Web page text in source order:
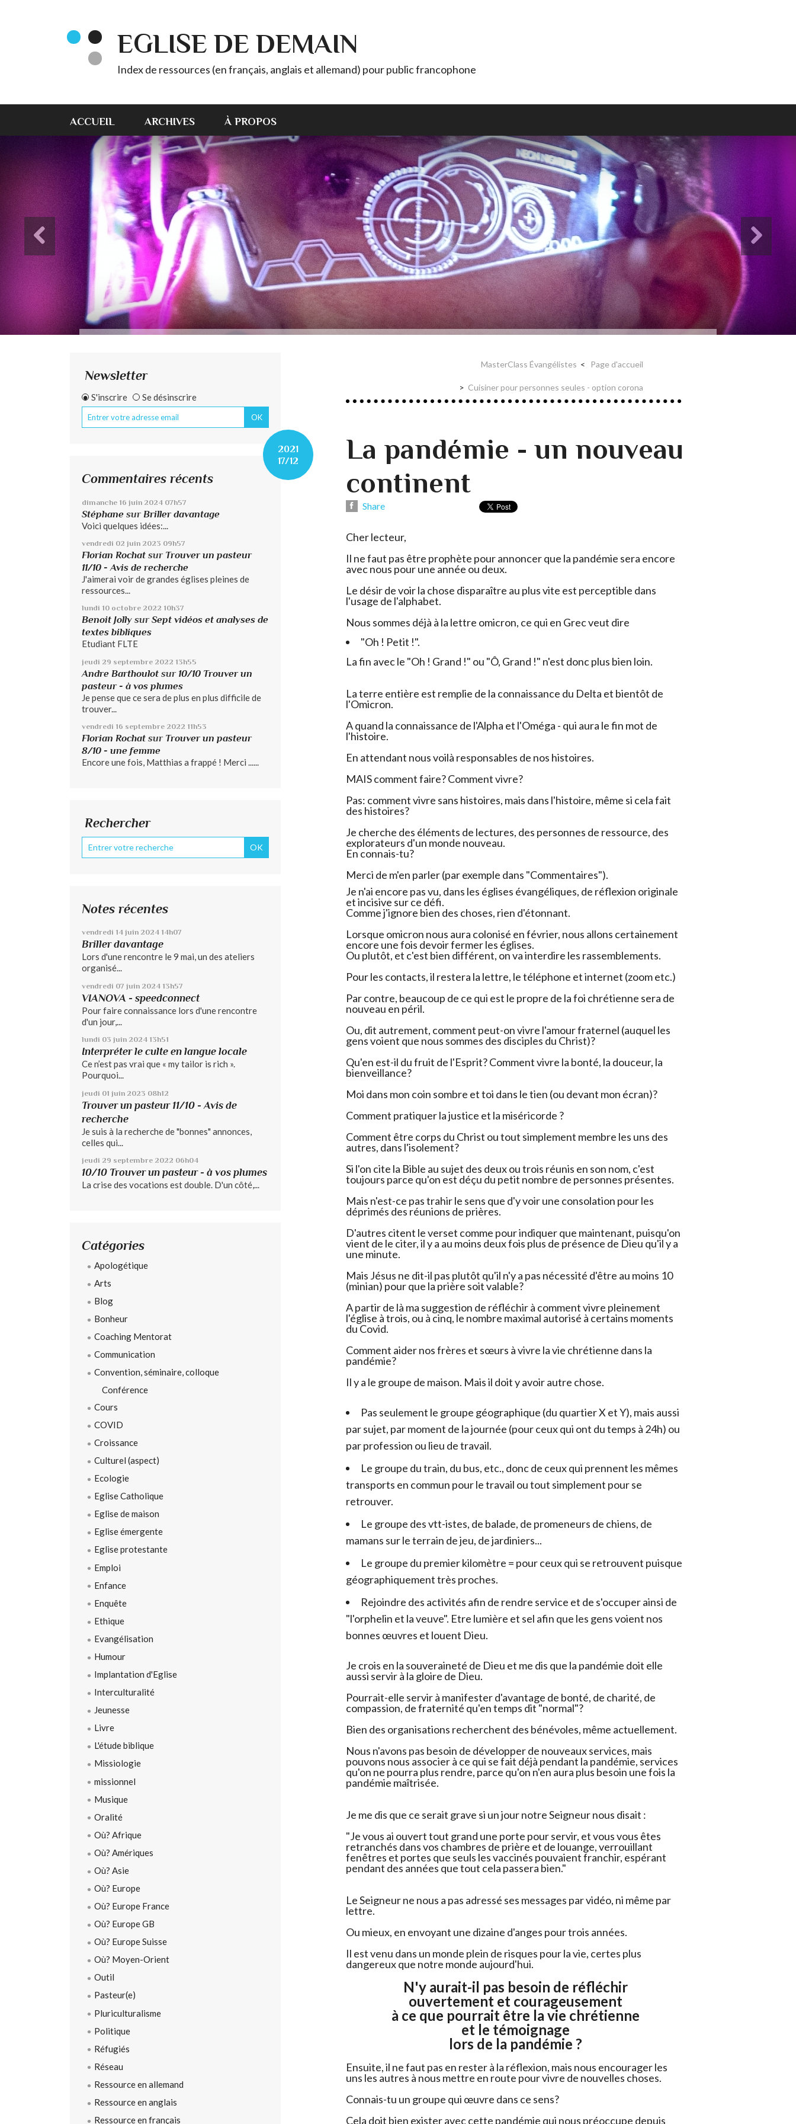
EGLISE DE DEMAIN
Index de ressources (en français, anglais et allemand) pour public francophone
ACCUEIL ARCHIVES À PROPOS
Newsletter
S'inscrire Se désinscrire
Commentaires récents
dimanche 16 juin 2024 07h57
Stéphane sur Briller davantage
Voici quelques idées:...
vendredi 02 juin 2023 09h57
Florian Rochat sur Trouver un pasteur
11/10 - Avis de recherche
J'aimerai voir de grandes églises pleines de
ressources...
lundi 10 octobre 2022 10h37
Benoit Jolly surSept vidéos et analyses de
textes bibliques
Etudiant FLTE
jeudi 29 septembre 2022 13h55
Andre Barthoulot sur 10/10 Trouver un
pasteur - à vos plumes
Je pense que ce sera de plus en plus difficile de
trouver...
vendredi 16 septembre 2022 11h53
Florian Rochat sur Trouver un pasteur
8/10 - une femme
Encore une fois, Matthias a frappé ! Merci ......
Rechercher
Notes récentes
vendredi 14 juin 2024 14h07
Briller davantage
Lors d'une rencontre le 9 mai, un des ateliers
organisé...
vendredi 07 juin 2024 13h57
VIANOVA - speedconnect
Pour faire connaissance lors d'une rencontre
d'un jour,...
lundi 03 juin 2024 13h51
Interpréter le culte en langue locale
Ce n’est pas vrai que « my tailor is rich ».
Pourquoi...
jeudi 01 juin 2023 08h12
Trouver un pasteur 11/10 - Avis de
recherche
Je suis à la recherche de "bonnes" annonces,
celles qui...
jeudi 29 septembre 2022 06h04
10/10 Trouver un pasteur - à vos plumes
La crise des vocations est double. D'un côté,...
Catégories
Apologétique
Arts
Blog
Bonheur
Coaching Mentorat
Communication
Convention, séminaire, colloque
Conférence
Cours
COVID
Croissance
Culturel (aspect)
Ecologie
Eglise Catholique
Eglise de maison
Eglise émergente
Eglise protestante
Emploi
Enfance
Enquête
Ethique
Evangélisation
Humour
Implantation d'Eglise
Interculturalité
Jeunesse
Livre
L'étude biblique
Missiologie
missionnel
Musique
Oralité
Où? Afrique
Où? Amériques
Où? Asie
Où? Europe
Où? Europe France
Où? Europe GB
Où? Europe Suisse
Où? Moyen-Orient
Outil
Pasteur(e)
Pluriculturalisme
Politique
Réfugiés
Réseau
Ressource en allemand
Ressource en anglais
Ressource en français
MasterClass Évangélistes Page d'accueil
Cuisiner pour personnes seules - option corona
2021
17/12
La pandémie - un nouveau
continent
Share
Cher lecteur,
Il ne faut pas être prophète pour annoncer que la pandémie sera encore
avec nous pour une année ou deux.
Le désir de voir la chose disparaître au plus vite est perceptible dans
l'usage de l'alphabet.
Nous sommes déjà à la lettre omicron, ce qui en Grec veut dire
"Oh ! Petit !".
La fin avec le "Oh ! Grand !" ou "Ô, Grand !" n'est donc plus bien loin.
La terre entière est remplie de la connaissance du Delta et bientôt de
l'Omicron.
A quand la connaissance de l'Alpha et l'Oméga - qui aura le fin mot de
l'histoire.
En attendant nous voilà responsables de nos histoires.
MAIS comment faire? Comment vivre?
Pas: comment vivre sans histoires, mais dans l'histoire, même si cela fait
des histoires?
Je cherche des éléments de lectures, des personnes de ressource, des
explorateurs d'un monde nouveau.
En connais-tu?
Merci de m'en parler (par exemple dans "Commentaires").
Je n'ai encore pas vu, dans les églises évangéliques, de réflexion originale
et incisive sur ce défi.
Comme j'ignore bien des choses, rien d'étonnant.
Lorsque omicron nous aura colonisé en février, nous allons certainement
encore une fois devoir fermer les églises.
Ou plutôt, et c'est bien différent, on va interdire les rassemblements.
Pour les contacts, il restera la lettre, le téléphone et internet (zoom etc.)
Par contre, beaucoup de ce qui est le propre de la foi chrétienne sera de
nouveau en péril.
Ou, dit autrement, comment peut-on vivre l'amour fraternel (auquel les
gens voient que nous sommes des disciples du Christ)?
Qu'en est-il du fruit de l'Esprit? Comment vivre la bonté, la douceur, la
bienveillance?
Moi dans mon coin sombre et toi dans le tien (ou devant mon écran)?
Comment pratiquer la justice et la miséricorde ?
Comment être corps du Christ ou tout simplement membre les uns des
autres, dans l'isolement?
Si l'on cite la Bible au sujet des deux ou trois réunis en son nom, c'est
toujours parce qu'on est déçu du petit nombre de personnes présentes.
Mais n'est-ce pas trahir le sens que d'y voir une consolation pour les
déprimés des réunions de prières.
D'autres citent le verset comme pour indiquer que maintenant, puisqu'on
vient de le citer, il y a au moins deux fois plus de présence de Dieu qu'il y a
une minute.
Mais Jésus ne dit-il pas plutôt qu'il n'y a pas nécessité d'être au moins 10
(minian) pour que la prière soit valable?
A partir de là ma suggestion de réfléchir à comment vivre pleinement
l'église à trois, ou à cinq, le nombre maximal autorisé à certains moments
du Covid.
Comment aider nos frères et sœurs à vivre la vie chrétienne dans la
pandémie?
Il y a le groupe de maison. Mais il doit y avoir autre chose.
Pas seulement le groupe géographique (du quartier X et Y), mais aussi
par sujet, par moment de la journée (pour ceux qui ont du temps à 24h) ou
par profession ou lieu de travail.
Le groupe du train, du bus, etc., donc de ceux qui prennent les mêmes
transports en commun pour le travail ou tout simplement pour se
retrouver.
Le groupe des vtt-istes, de balade, de promeneurs de chiens, de
mamans sur le terrain de jeu, de jardiniers...
Le groupe du premier kilomètre = pour ceux qui se retrouvent puisque
géographiquement très proches.
Rejoindre des activités afin de rendre service et de s'occuper ainsi de
"l'orphelin et la veuve". Etre lumière et sel afin que les gens voient nos
bonnes œuvres et louent Dieu.
Je crois en la souveraineté de Dieu et me dis que la pandémie doit elle
aussi servir à la gloire de Dieu.
Pourrait-elle servir à manifester d'avantage de bonté, de charité, de
compassion, de fraternité qu'en temps dit "normal"?
Bien des organisations recherchent des bénévoles, même actuellement.
Nous n'avons pas besoin de développer de nouveaux services, mais
pouvons nous associer à ce qui se fait déjà pendant la pandémie, services
qu'on ne pourra plus rendre, parce qu'on n'en aura plus besoin une fois la
pandémie maîtrisée.
Je me dis que ce serait grave si un jour notre Seigneur nous disait :
"Je vous ai ouvert tout grand une porte pour servir, et vous vous êtes
retranchés dans vos chambres de prière et de louange, verrouillant
fenêtres et portes que seuls les vaccinés pouvaient franchir, espérant
pendant des années que tout cela passera bien."
Le Seigneur ne nous a pas adressé ses messages par vidéo, ni même par
lettre.
Ou mieux, en envoyant une dizaine d'anges pour trois années.
Il est venu dans un monde plein de risques pour la vie, certes plus
dangereux que notre monde aujourd'hui.
N'y aurait-il pas besoin de réfléchir
ouvertement et courageusement
à ce que pourrait être la vie chrétienne
et le témoignage
lors de la pandémie ?
Ensuite, il ne faut pas en rester à la réflexion, mais nous encourager les
uns les autres à nous mettre en route pour vivre de nouvelles choses.
Connais-tu un groupe qui œuvre dans ce sens?
Cela doit bien exister avec cette pandémie qui nous préoccupe depuis